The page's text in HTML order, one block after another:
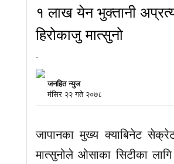
१ लाख येन भुक्तानी
हिरोकाजु मात्सुनो
-
जनहित न्युज
मंसिर २२ गते २०७८
जापानका मुख्य क्याबिनेट
मात्सुनोले ओसाका सिटीका लागि